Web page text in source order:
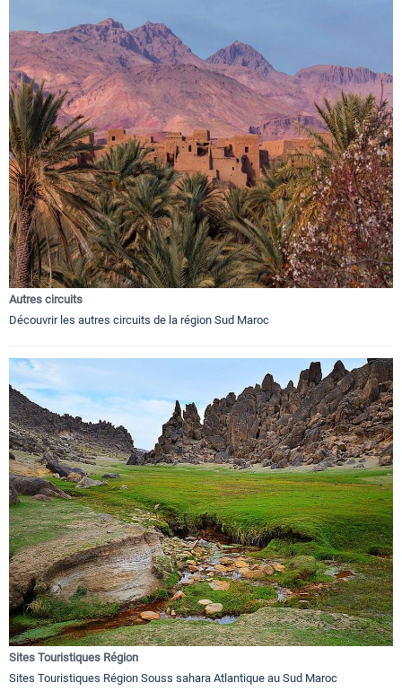
Autres circuits
Découvrir les autres circuits de la région Sud Maroc
Sites Touristiques Région
Sites Touristiques Région Souss sahara Atlantique au Sud Maroc